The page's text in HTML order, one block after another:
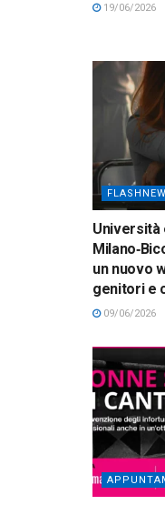
19/06/2026
Università
un nuovo
genitori e
09/06/2026